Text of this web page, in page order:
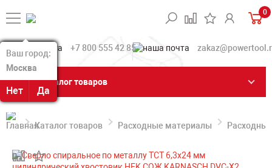
Ваш город:
Москва
Нет Да
Ваш город:
Москва
Нет Да
0
+7 800 555 42 85
Каталог товаров
Каталог товаров Расходные материалы